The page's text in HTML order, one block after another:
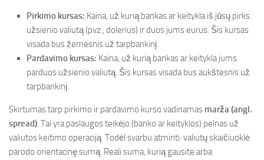
Pirkimo kursas: Kaina, už kurią bankas ar keitykla iš jūsų pirks
užsienio valiutą (pvz., dolerius) ir duos jums eurus. Šis kursas
visada bus žemesnis už tarpbankinį.
Pardavimo kursas: Kaina, už kurią bankas ar keitykla jums
parduos užsienio valiutą. Šis kursas visada bus aukštesnis už
tarpbankinį.
Skirtumas tarp pirkimo ir pardavimo kurso vadinamas marža (angl.
spread). Tai yra paslaugos teikėjo (banko ar keityklos) pelnas už
valiutos keitimo operaciją. Todėl svarbu atminti: valiutų skaičiuoklė
parodo orientacinę sumą. Reali suma, kurią gausite arba